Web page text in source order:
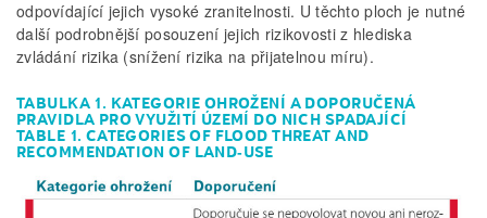
odpovídající jejich vysoké zranitelnosti. U těchto ploch je nutné
další podrobnější posouzení jejich rizikovosti z hlediska
zvládání rizika (snížení rizika na přijatelnou míru).
TABULKA 1. KATEGORIE OHROŽENÍ A DOPORUČENÁ
PRAVIDLA PRO VYUŽITÍ ÚZEMÍ DO NICH SPADAJÍCÍ
TABLE 1. CATEGORIES OF FLOOD THREAT AND
RECOMMENDATION OF LAND­‑USE